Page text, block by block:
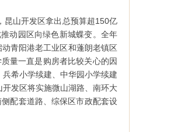
昆山开发区拿出总预算超150亿
动园区向绿色新城蝶变。全年
青阳港老工业区和蓬朗老镇区
量一直是购房者比较关心的因
希小学续建、中华园小学续建
发区将实施微山湖路、南环大
配套道路、综保区市政配套设